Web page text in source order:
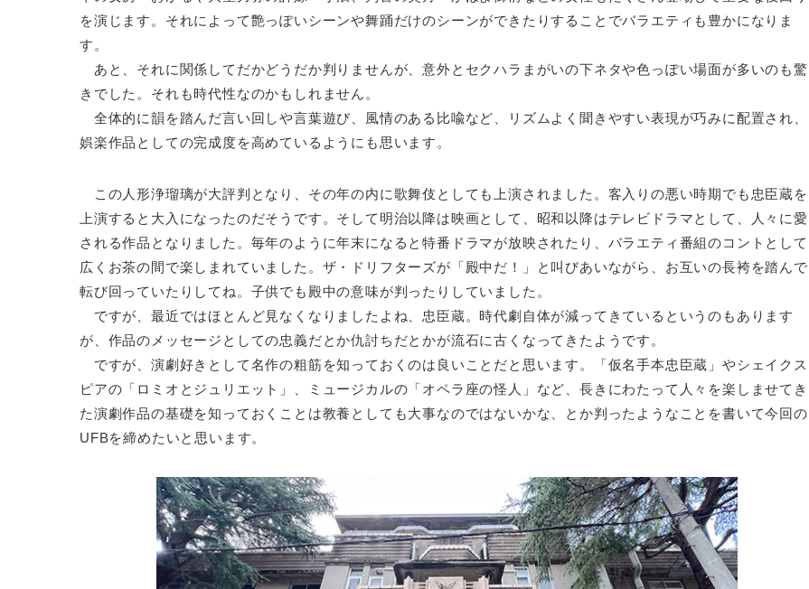
を演じます。それによって艶っぽいシーンや舞踊だけのシーンができたりすることでバラエティも豊かになりま
す。
あと、それに関係してだかどうだか判りませんが、意外とセクハラまがいの下ネタや色っぽい場面が多いのも驚
きでした。それも時代性なのかもしれません。
全体的に韻を踏んだ言い回しや言葉遊び、風情のある比喩など、リズムよく聞きやすい表現が巧みに配置され、
娯楽作品としての完成度を高めているようにも思います。
この人形浄瑠璃が大評判となり、その年の内に歌舞伎としても上演されました。客入りの悪い時期でも忠臣蔵を
上演すると大入になったのだそうです。そして明治以降は映画として、昭和以降はテレビドラマとして、人々に愛
される作品となりました。毎年のように年末になると特番ドラマが放映されたり、バラエティ番組のコントとして
広くお茶の間で楽しまれていました。ザ・ドリフターズが「殿中だ！」と叫びあいながら、お互いの長袴を踏んで
転び回っていたりしてね。子供でも殿中の意味が判ったりしていました。
ですが、最近ではほとんど見なくなりましたよね、忠臣蔵。時代劇自体が減ってきているというのもあります
が、作品のメッセージとしての忠義だとか仇討ちだとかが流石に古くなってきたようです。
ですが、演劇好きとして名作の粗筋を知っておくのは良いことだと思います。「仮名手本忠臣蔵」やシェイクス
ピアの「ロミオとジュリエット」、ミュージカルの「オペラ座の怪人」など、長きにわたって人々を楽しませてき
た演劇作品の基礎を知っておくことは教養としても大事なのではないかな、とか判ったようなことを書いて今回の
UFBを締めたいと思います。